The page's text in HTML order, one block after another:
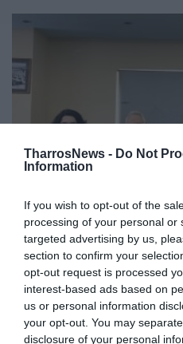
TharrosNews - Do Not
Information
If you wish to opt-out of the
processing of your personal or
targeted advertising by us,
section to confirm your
opt-out request is processed
interest-based ads based on
us or personal information
your opt-out. You may
disclosure of your personal
Ανασυγκρότηση
να αποτελέσει
κυβερνητική
12/04/2025 09:52
Στην Καλαμάτα, χθες, η